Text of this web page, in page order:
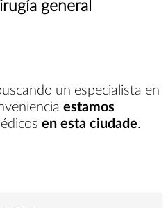
general
un especialista en
estamos
en esta ciudade.